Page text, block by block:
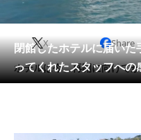
会員記事
メディア
ITの今と未来を見通す
閉館したホテルに届い
ってくれたスタッフへの
X Share
ホテルは今、再開に向けて